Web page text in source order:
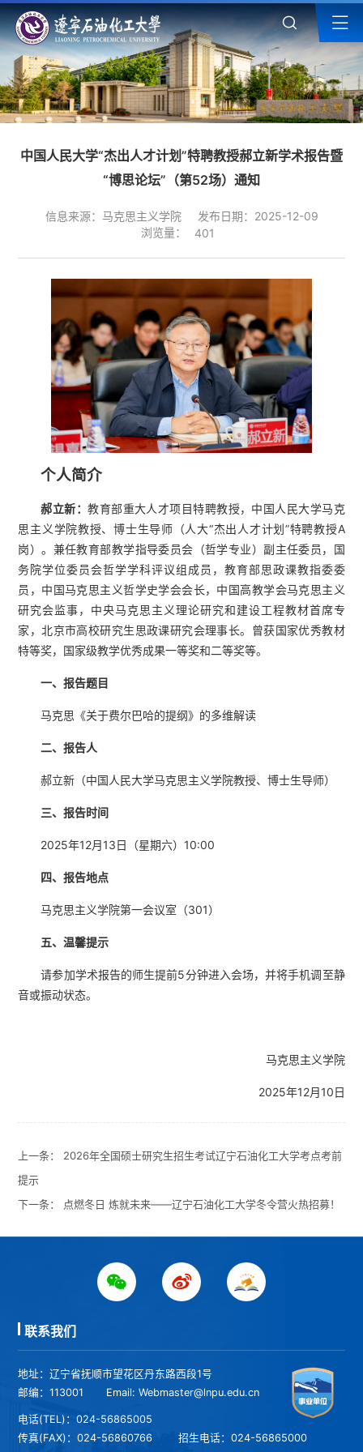
中国人民大学“杰出人才计划”特聘教授郝立新学术报告暨
“博思论坛”（第52场）通知
信息来源：马克思主义学院
发布日期：2025-12-09
浏览量：
401
个人简介
郝立新：教育部重大人才项目特聘教授，中国人民大学马克
思主义学院教授、博士生导师（人大“杰出人才计划”特聘教授A
岗）。兼任教育部教学指导委员会（哲学专业）副主任委员，国
务院学位委员会哲学学科评议组成员，教育部思政课教指委委
员，中国马克思主义哲学史学会会长，中国高教学会马克思主义
研究会监事，中央马克思主义理论研究和建设工程教材首席专
家，北京市高校研究生思政课研究会理事长。曾获国家优秀教材
特等奖，国家级教学优秀成果一等奖和二等奖等。
一、报告题目
马克思《关于费尔巴哈的提纲》的多维解读
二、报告人
郝立新（中国人民大学马克思主义学院教授、博士生导师）
三、报告时间
2025年12月13日（星期六）10:00
四、报告地点
马克思主义学院第一会议室（301）
五、温馨提示
请参加学术报告的师生提前5分钟进入会场，并将手机调至静
音或振动状态。
马克思主义学院
2025年12月10日
上一条： 2026年全国硕士研究生招生考试辽宁石油化工大学考点考前
提示
下一条： 点燃冬日 炼就未来——辽宁石油化工大学冬令营火热招募！
联系我们
地址：辽宁省抚顺市望花区丹东路西段1号
邮编：113001
Email: Webmaster@lnpu.edu.cn
电话(TEL)：024-56865005
传真(FAX)：024-56860766
招生电话：024-56865000